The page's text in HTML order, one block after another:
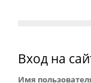
Вход на
Имя